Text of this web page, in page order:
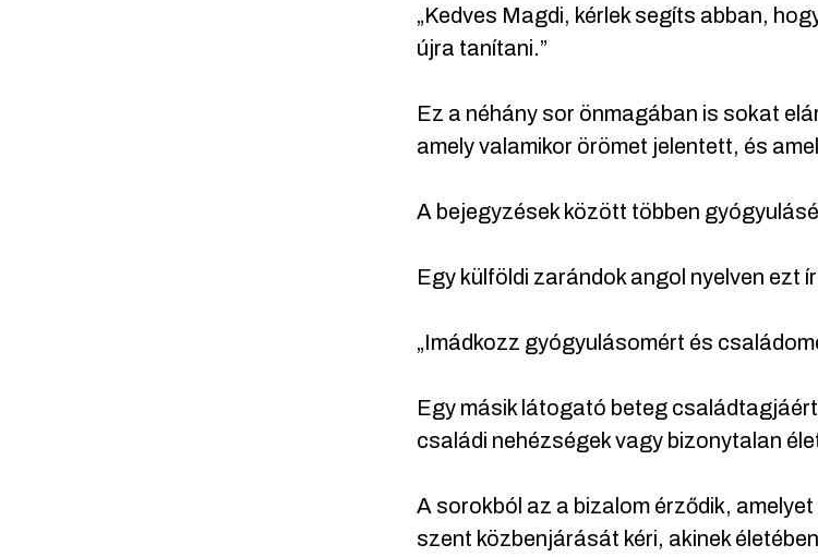
„Kedves Magdi, kérlek segíts abban,
újra tanítani.”
Ez a néhány sor önmagában is sokat
amely valamikor örömet jelentett, és
A bejegyzések között többen
Egy külföldi zarándok angol nyelven ezt
„Imádkozz gyógyulásomért és
Egy másik látogató beteg
családi nehézségek vagy bizonytalan
A sorokból az a bizalom érződik,
szent közbenjárását kéri, akinek